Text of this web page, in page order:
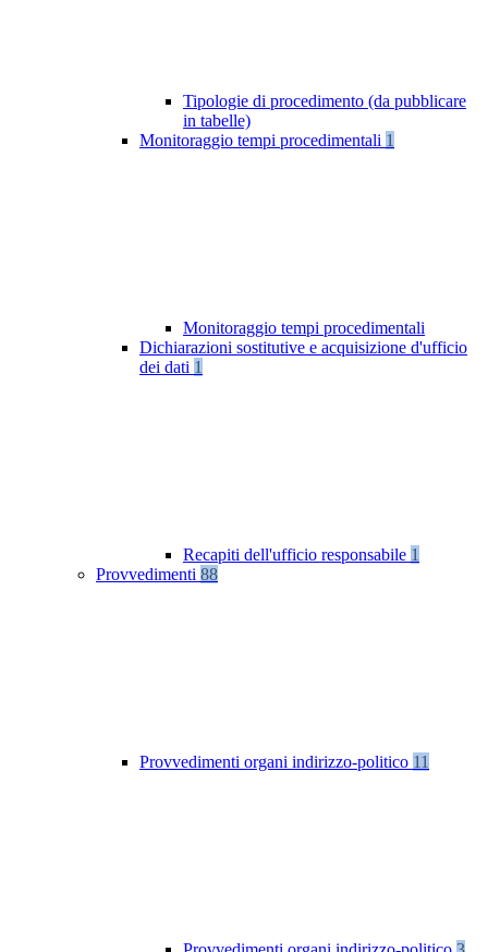
Tipologie di procedimento (da pubblicare
in tabelle)
Monitoraggio tempi procedimentali 1
Monitoraggio tempi procedimentali
Dichiarazioni sostitutive e acquisizione d'ufficio
dei dati 1
Recapiti dell'ufficio responsabile 1
Provvedimenti 88
Provvedimenti organi indirizzo-politico 11